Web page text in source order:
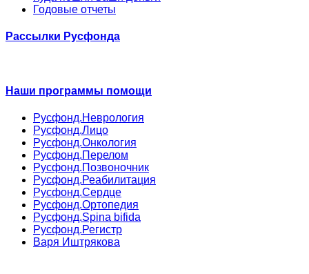
Годовые отчеты
Рассылки Русфонда
Наши программы помощи
Русфонд.Неврология
Русфонд.Лицо
Русфонд.Онкология
Русфонд.Перелом
Русфонд.Позвоночник
Русфонд.Реабилитация
Русфонд.Сердце
Русфонд.Ортопедия
Русфонд.Spina bifida
Русфонд.Регистр
Варя Иштрякова